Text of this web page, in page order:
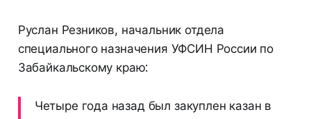
Руслан Резников, начальник отдела
специального назначения УФСИН России по
Забайкальскому краю:
Четыре года назад был закуплен казан в